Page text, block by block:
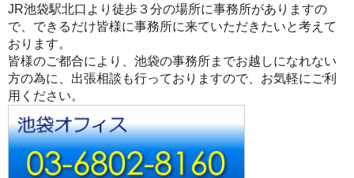
JR池袋駅北口より徒歩３分の場所に事務所がありますの
で、できるだけ皆様に事務所に来ていただきたいと考えて
おります。
皆様のご都合により、池袋の事務所までお越しになれない
方の為に、出張相談も行っておりますので、お気軽にご利
用ください。